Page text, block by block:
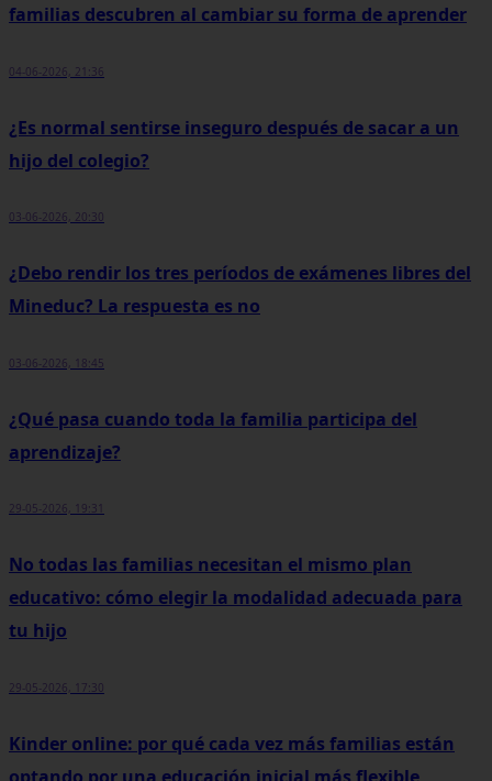
familias descubren al cambiar su forma de aprender
04-06-2026, 21:36
¿Es normal sentirse inseguro después de sacar a un
hijo del colegio?
03-06-2026, 20:30
¿Debo rendir los tres períodos de exámenes libres del
Mineduc? La respuesta es no
03-06-2026, 18:45
¿Qué pasa cuando toda la familia participa del
aprendizaje?
29-05-2026, 19:31
No todas las familias necesitan el mismo plan
educativo: cómo elegir la modalidad adecuada para
tu hijo
29-05-2026, 17:30
Kinder online: por qué cada vez más familias están